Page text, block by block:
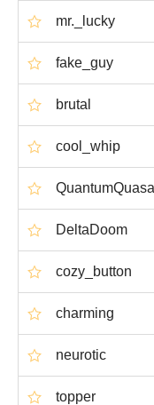
mr._lucky
fake_guy
brutal
cool_whip
DeltaDoom
cozy_button
charming
neurotic
topper